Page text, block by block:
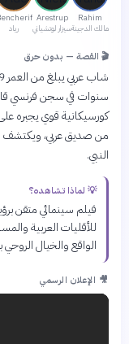
Rahim
مالك الدجينة
Arestrup
سيزار لوتشياني رياد
🎬 القصة — بدون حرق
سنوات في سجن فرنسي
كورسيكانية قوي يجبره
من صديق عربي، ويكتشف
النبي.
💡 لماذا تشاهده؟
فيلم سينمائي متقن
للأقليات العربية
الواقع والخيال الروحي
🎥 الإعلان الرسمي